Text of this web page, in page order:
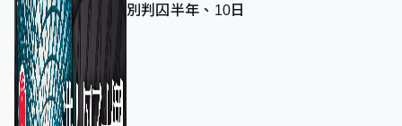
別判囚半年、10日